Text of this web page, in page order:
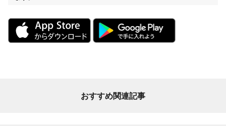
おすすめ関連記事